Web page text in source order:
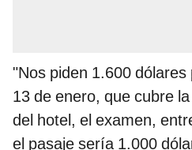
"Nos piden 1.600
13 de enero, que cubre
del hotel, el examen,
el pasaje sería 1.000